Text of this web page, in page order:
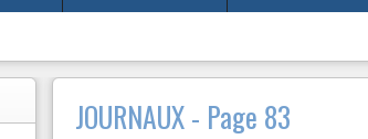
JOURNAUX - Page 83